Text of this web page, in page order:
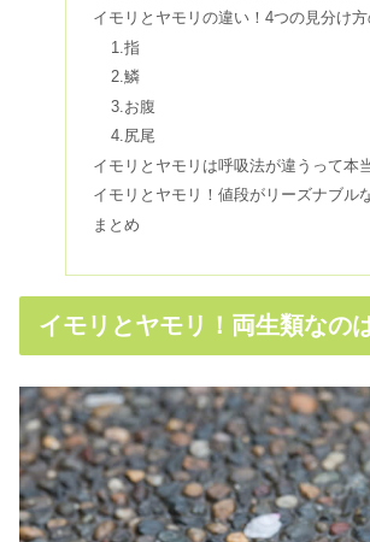
イモリの飼育のレイ
イモリとヤモリの違い！4つの見分け方
1.指
2.鱗
3.お腹
4.尻尾
イモリとヤモリは呼吸法が違うって本
イモリとヤモリ！値段がリーズナブル
まとめ
イモリとヤモリ！両生類なの